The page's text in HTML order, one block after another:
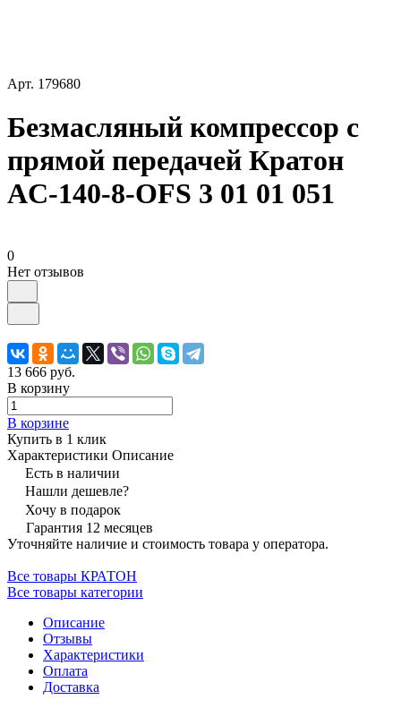
Арт. 179680
Безмасляный компрессор с
прямой передачей Кратон
AC-140-8-OFS 3 01 01 051
0
Нет отзывов
13 666 руб.
В корзину
В корзине
Купить в 1 клик
Характеристики Описание
Есть в наличии
Нашли дешевле?
Хочу в подарок
Гарантия 12 месяцев
Уточняйте наличие и стоимость товара у оператора.
Все товары КРАТОН
Все товары категории
Описание
Отзывы
Характеристики
Оплата
Доставка